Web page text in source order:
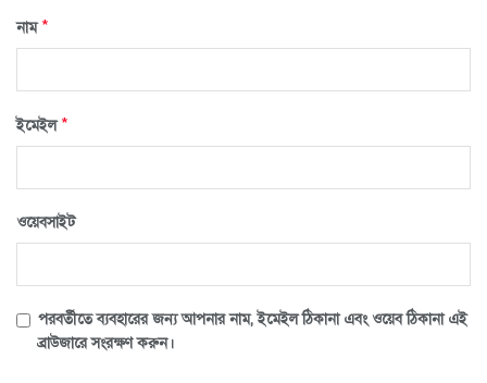
নাম*
ইমেইল*
ওয়েবসাইট
পরবর্তীতে ব্যবহারের জন্য আপনার নাম, ইমেইল ঠিকানা এবং ওয়েব ঠিকানা এই
ব্রাউজারে সংরক্ষণ করুন।